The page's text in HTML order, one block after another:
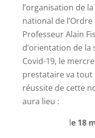
l’organisation de
national de
Professeur Alain
d’orientation de la
Covid-19, le
prestataire va
réussite de cette
aura lieu :
le 18